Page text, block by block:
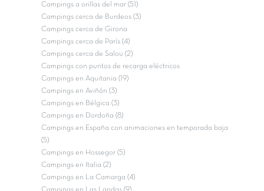
Campings a orillas del mar (51)
Campings cerca de Burdeos (3)
Campings cerca de Girona
Campings cerca de París (4)
Campings cerca de Salou (2)
Campings con puntos de recarga eléctricos
Campings en Aquitania (19)
Campings en Aviñón (3)
Campings en Bélgica (3)
Campings en Dordoña (8)
Campings en España con animaciones en temporada baja
(5)
Campings en Hossegor (5)
Campings en Italia (2)
Campings en La Camarga (4)